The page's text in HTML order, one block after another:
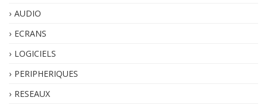
AUDIO
ECRANS
LOGICIELS
PERIPHERIQUES
RESEAUX